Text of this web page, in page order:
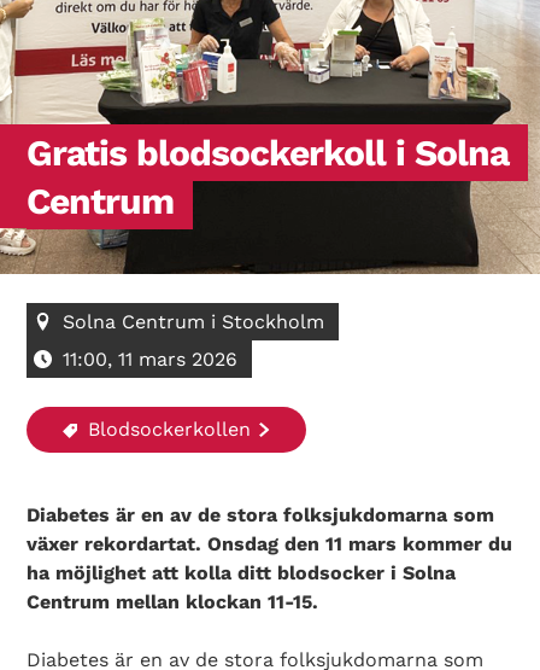
Gratis blodsockerkoll i Solna
Centrum
Solna Centrum i Stockholm
11:00, 11 mars 2026
Blodsockerkollen
Diabetes är en av de stora folksjukdomarna som
växer rekordartat. Onsdag den 11 mars kommer du
ha möjlighet att kolla ditt blodsocker i Solna
Centrum mellan klockan 11-15.
Diabetes är en av de stora folksjukdomarna som